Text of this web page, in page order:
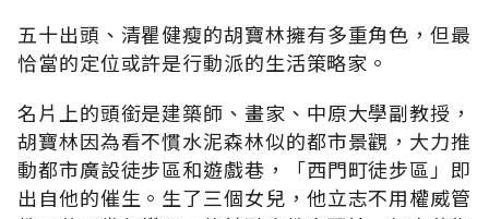
五十出頭、清瞿健瘦的胡寶林擁有多重角色，但最
恰當的定位或許是行動派的生活策略家。
名片上的頭銜是建築師、畫家、中原大學副教授，
胡寶林因為看不慣水泥森林似的都市景觀，大力推
動都市廣設徒步區和遊戲巷，「西門町徒步區」即
出自他的催生。生了三個女兒，他立志不用權威管